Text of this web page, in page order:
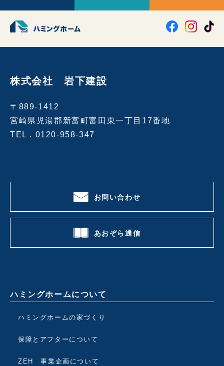
株式会社 岩下建設
〒889-1412
宮崎県児湯郡新富町富田東一丁目17番地
TEL . 0120-958-347
お問い合わせ
あおぞら通信
ハミングホームについて
ハミングホームの家づくり
保障とアフターについて
ZEH 事業企画について